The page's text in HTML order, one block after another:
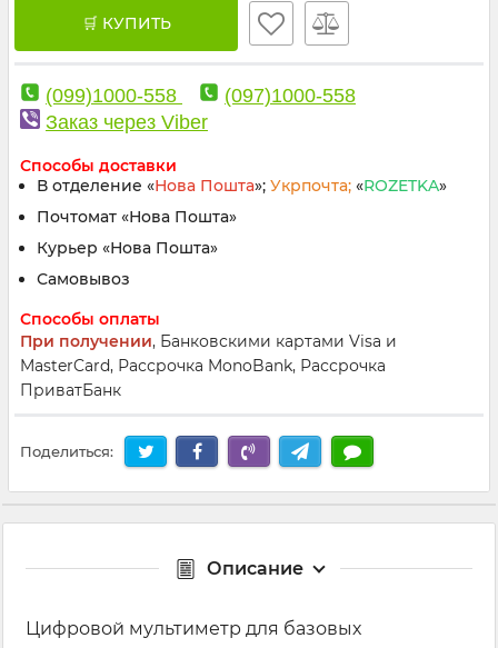
🛒 КУПИТЬ
(099)1000-558
(097)1000-558
Заказ через Viber
Способы доставки
В отделение «Нова Пошта»; Укрпочта; «ROZETKA»
Почтомат «Нова Пошта»
Курьер «Нова Пошта»
Самовывоз
Способы оплаты
При получении, Банковскими картами Visa и
MasterCard, Рассрочка MonoBank, Рассрочка
ПриватБанк
Поделиться:
Описание
Цифровой мультиметр для базовых